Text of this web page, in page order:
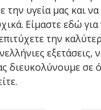
την υγεία μας και
Είμαστε εδώ για
την
εξετάσεις,
διευκολύνουμε σε